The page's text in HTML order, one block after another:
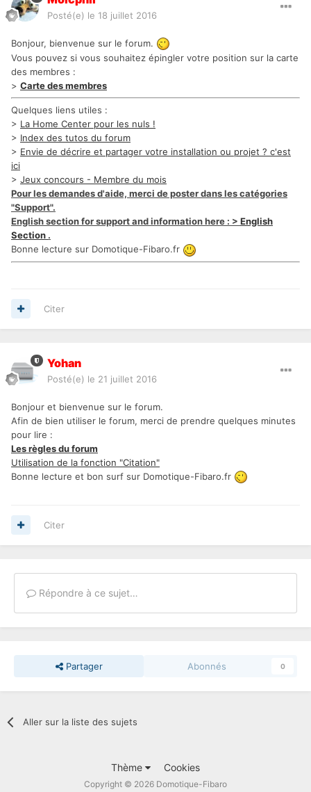
Posté(e) le 18 juillet 2016
Bonjour, bienvenue sur le forum.
Vous pouvez si vous souhaitez épingler votre position sur la carte
des membres :
> Carte des membres
Quelques liens utiles :
> La Home Center pour les nuls !
> Index des tutos du forum
> Envie de décrire et partager votre installation ou projet ? c'est
ici
> Jeux concours - Membre du mois
Pour les demandes d'aide, merci de poster dans les catégories
"Support".
English section for support and information here : > English
Section .
Bonne lecture sur Domotique-Fibaro.fr
Citer
Yohan
Posté(e) le 21 juillet 2016
Bonjour et bienvenue sur le forum.
Afin de bien utiliser le forum, merci de prendre quelques minutes
pour lire :
Les règles du forum
Utilisation de la fonction "Citation"
Bonne lecture et bon surf sur Domotique-Fibaro.fr
Citer
Répondre à ce sujet…
Partager Abonnés 0
Aller sur la liste des sujets
Thème Cookies
Copyright © 2026 Domotique-Fibaro